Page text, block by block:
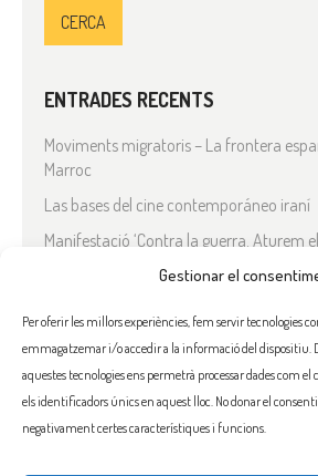
Gestionar el
Per oferir les millors experiències, fem servir tecnologies
emmagatzemar i/o accedir a la informació del dispositiu.
aquestes tecnologies ens permetrà processar dades com
els identificadors únics en aquest lloc. No donar el
negativament certes característiques i funcions.
ENTRADES RECENTS
Moviments migratoris – La frontera
Marroc
Las bases del cine contemporáneo iraní
Manifestació ‘Contra la guerra. Aturem
En solidaritat amb el Líban
Què està passant a l’Iran?
COMENTARIS RECENTS